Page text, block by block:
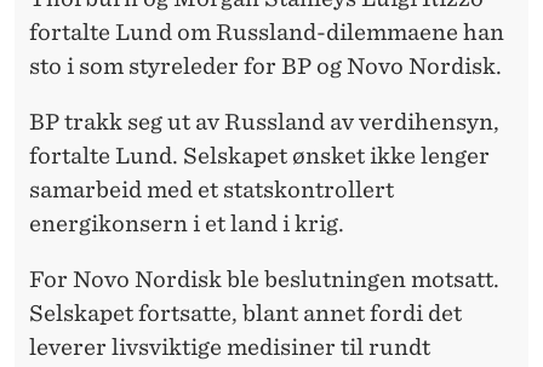
fortalte Lund om Russland-dilemmaene han
sto i som styreleder for BP og Novo Nordisk.
BP trakk seg ut av Russland av verdihensyn,
fortalte Lund. Selskapet ønsket ikke lenger
samarbeid med et statskontrollert
energikonsern i et land i krig.
For Novo Nordisk ble beslutningen motsatt.
Selskapet fortsatte, blant annet fordi det
leverer livsviktige medisiner til rundt